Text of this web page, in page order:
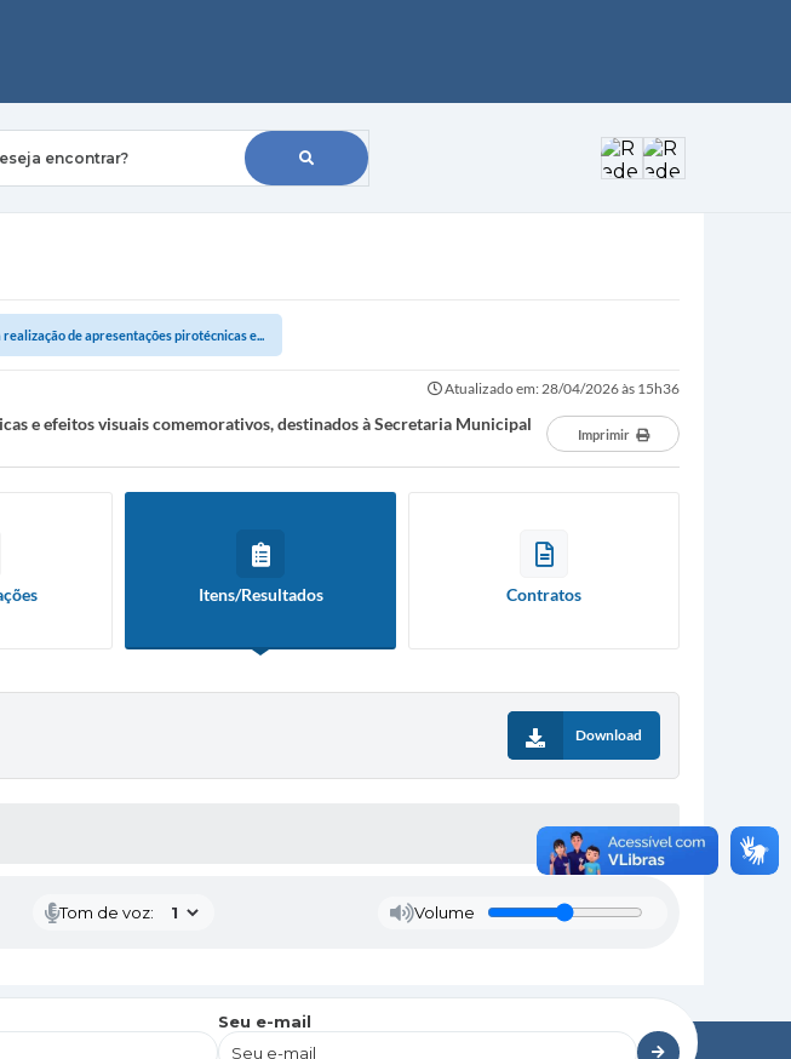
de apresentações pirotécnicas e...
Atualizado em: 28/04/2026 às 15h36
e efeitos visuais comemorativos, destinados à Secretaria Municipal
Imprimir
Itens/Resultados Contratos
Download
Tom de voz: Volume
Seu e-mail